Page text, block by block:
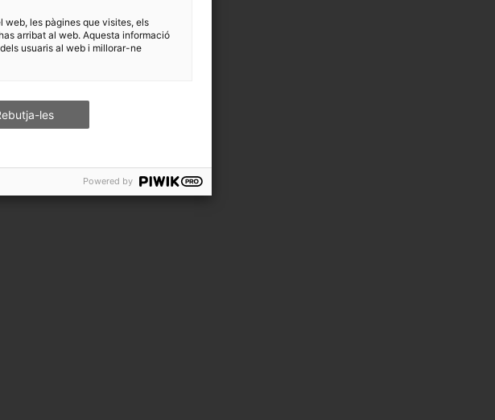
web, les pàgines que visites, els
arribat al web. Aquesta informació
usuaris al web i millorar-ne
les
Powered by